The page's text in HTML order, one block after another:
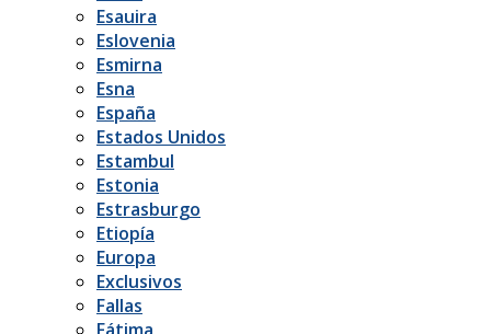
Esauira
Eslovenia
Esmirna
Esna
España
Estados Unidos
Estambul
Estonia
Estrasburgo
Etiopía
Europa
Exclusivos
Fallas
Fátima